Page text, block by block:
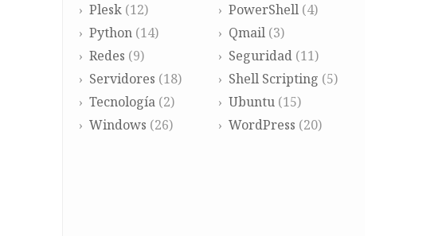
Plesk (12) PowerShell(4)
Python (14) Qmail(3)
Redes (9) Seguridad(11)
Servidores (18) Shell Scripting (5)
Tecnología (2) Ubuntu(15)
Windows (26) WordPress (20)